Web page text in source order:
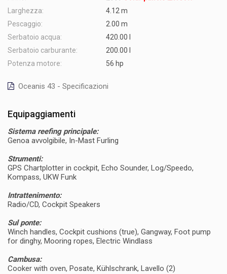
Larghezza:
4.12 m
Pescaggio:
2.00 m
Serbatoio acqua:
420.00 l
Serbatoio carburante:
200.00 l
Potenza motore:
56 hp
Oceanis 43 - Specificazioni
Equipaggiamenti
Sistema reefing principale:
Genoa avvolgibile, In-Mast Furling
Strumenti:
GPS Chartplotter in cockpit, Echo Sounder, Log/Speedo,
Kompass, UKW Funk
Intrattenimento:
Radio/CD, Cockpit Speakers
Sul ponte:
Winch handles, Cockpit cushions (true), Gangway, Foot pump
for dinghy, Mooring ropes, Electric Windlass
Cambusa:
Cooker with oven, Posate, Kühlschrank, Lavello (2)